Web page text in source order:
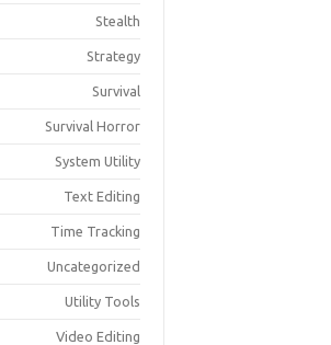
Stealth
Strategy
Survival
Survival Horror
System Utility
Text Editing
Time Tracking
Uncategorized
Utility Tools
Video Editing